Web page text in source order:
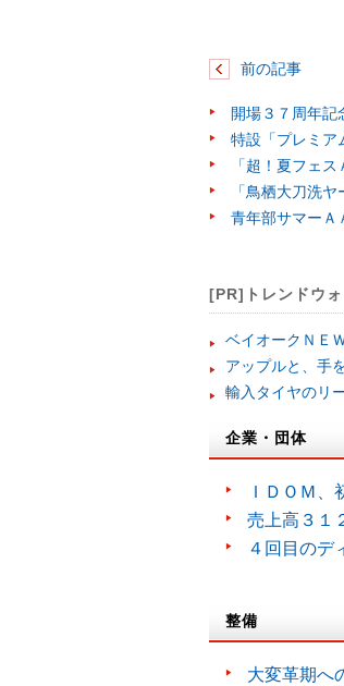
前の記事
開場３７周年記
特設「プレミア
「超！夏フェ
「鳥栖大刀洗
青年部サマーＡ
[PR]トレンドウ
ベイオークＮＥ
アップルと、手
輸入タイヤのリ
企業・団体
ＩＤＯＭ
売上高３１
４回目のデ
整備
大変革期へ